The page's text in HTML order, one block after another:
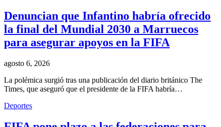
Denuncian que Infantino habría ofrecido
la final del Mundial 2030 a Marruecos
para asegurar apoyos en la FIFA
agosto 6, 2026
La polémica surgió tras una publicación del diario británico The
Times, que aseguró que el presidente de la FIFA habría…
Deportes